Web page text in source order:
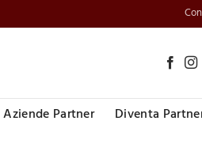
Aziende Partner Diventa